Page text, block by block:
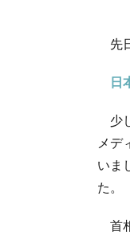
先
日
少
メデ
いま
た。
首